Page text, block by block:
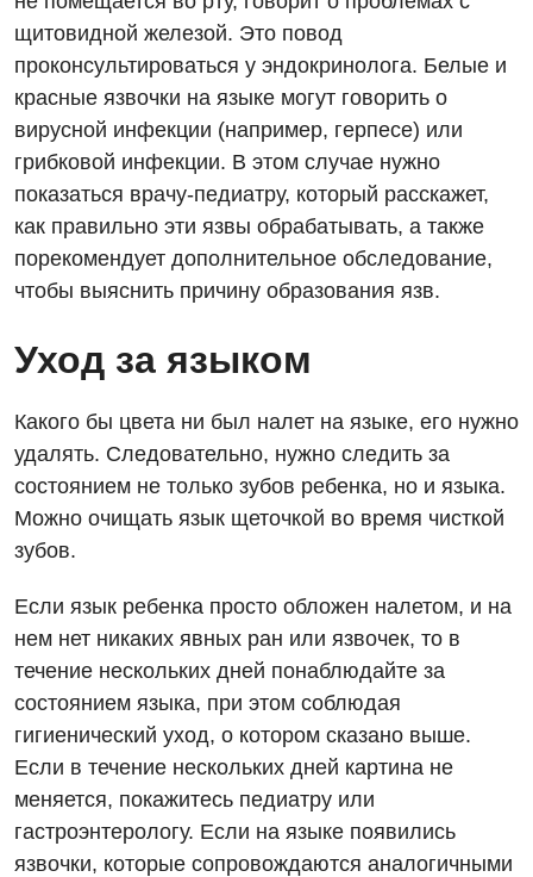
Медицинская психология
Неврология
Нейрохирургия
Онкологическое отделение
Ортопедия и травматология
Отделение интенсивной терапии
Отделение неотложных состояний
Оториноларингология
Офтальмологическое отделение
Педиатрическое отделение
Проктология
Пульмонология
Ревматология
Сосудистая хирургия
Терапевтическое отделение
Терапия
Травматологическое отделение
щитовидной железой. Это повод
проконсультироваться у эндокринолога. Белые и
красные язвочки на языке могут говорить о
вирусной инфекции (например, герпесе) или
грибковой инфекции. В этом случае нужно
показаться врачу-педиатру, который расскажет,
как правильно эти язвы обрабатывать, а также
порекомендует дополнительное обследование,
чтобы выяснить причину образования язв.
Уход за языком
Какого бы цвета ни был налет на языке, его нужно
удалять. Следовательно, нужно следить за
состоянием не только зубов ребенка, но и языка.
Можно очищать язык щеточкой во время чисткой
зубов.
Если язык ребенка просто обложен налетом, и на
нем нет никаких явных ран или язвочек, то в
течение нескольких дней понаблюдайте за
состоянием языка, при этом соблюдая
гигиенический уход, о котором сказано выше.
Если в течение нескольких дней картина не
меняется, покажитесь педиатру или
гастроэнтерологу. Если на языке появились
язвочки, которые сопровождаются аналогичными